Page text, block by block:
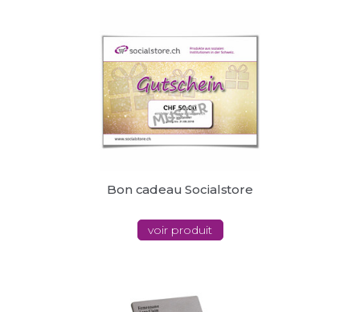
Bon cadeau Socialstore
voir produit